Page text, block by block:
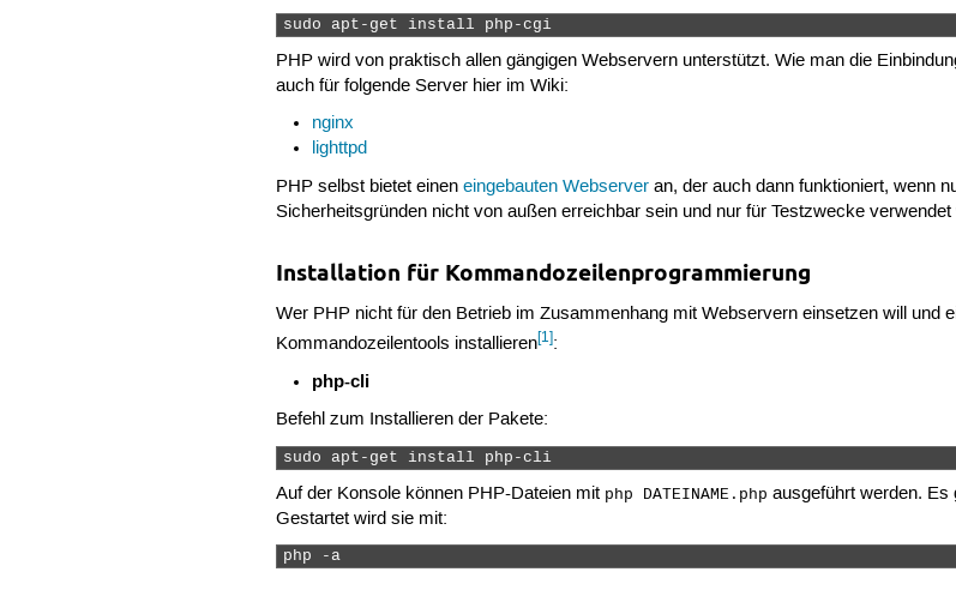
sudo apt-get install php-cgi
PHP wird von praktisch allen gängigen Webservern unterstützt. Wie man die
auch für folgende Server hier im Wiki:
nginx
lighttpd
PHP selbst bietet eineneingebauten Webserver an, der auch dann funktioniert, wenn
Sicherheitsgründen nicht von außen erreichbar sein und nur für Testzwecke verwendet
Installation für Kommandozeilenprogrammierung
Wer PHP nicht für den Betrieb im Zusammenhang mit Webservern einsetzen will und
Kommandozeilentools installieren[1]:
php-cli
Befehl zum Installieren der Pakete:
sudo apt-get install php-cli
Auf der Konsole können PHP-Dateien mit php DATEINAME.php ausgeführt werden. Es
Gestartet wird sie mit:
php -a